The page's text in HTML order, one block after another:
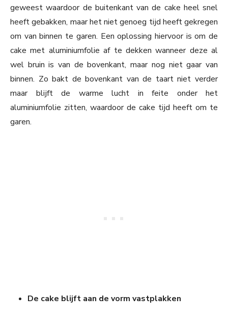
geweest waardoor de buitenkant van de cake heel snel
heeft gebakken, maar het niet genoeg tijd heeft gekregen
om van binnen te garen. Een oplossing hiervoor is om de
cake met aluminiumfolie af te dekken wanneer deze al
wel bruin is van de bovenkant, maar nog niet gaar van
binnen. Zo bakt de bovenkant van de taart niet verder
maar blijft de warme lucht in feite onder het
aluminiumfolie zitten, waardoor de cake tijd heeft om te
garen.
De cake blijft aan de vorm vastplakken